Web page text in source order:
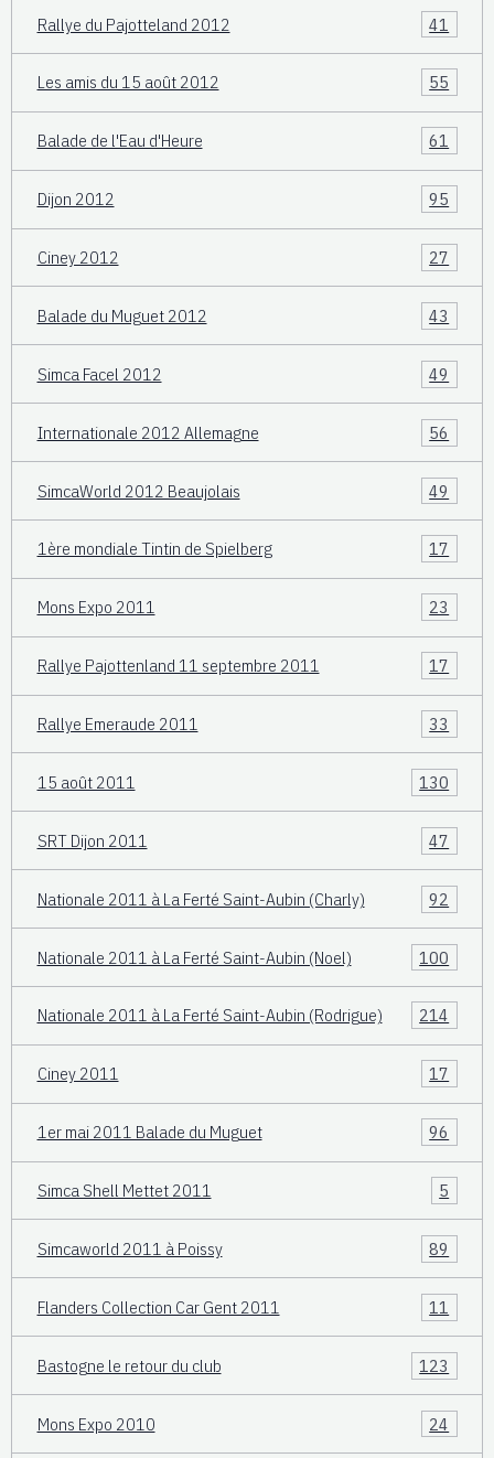
Rallye du Pajotteland 2012 41
Les amis du 15 août 2012 55
Balade de l'Eau d'Heure 61
Dijon 2012 95
Ciney 2012 27
Balade du Muguet 2012 43
Simca Facel 2012 49
Internationale 2012 Allemagne 56
SimcaWorld 2012 Beaujolais 49
1ère mondiale Tintin de Spielberg 17
Mons Expo 2011 23
Rallye Pajottenland 11 septembre 2011 17
Rallye Emeraude 2011 33
15 août 2011 130
SRT Dijon 2011 47
Nationale 2011 à La Ferté Saint-Aubin (Charly) 92
Nationale 2011 à La Ferté Saint-Aubin (Noel) 100
Nationale 2011 à La Ferté Saint-Aubin (Rodrigue) 214
Ciney 2011 17
1er mai 2011 Balade du Muguet 96
Simca Shell Mettet 2011 5
Simcaworld 2011 à Poissy 89
Flanders Collection Car Gent 2011 11
Bastogne le retour du club 123
Mons Expo 2010 24